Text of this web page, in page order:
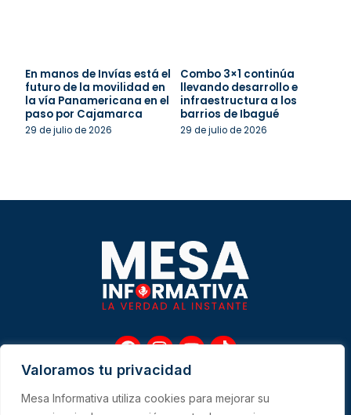
Valoramos tu privacidad
Mesa Informativa utiliza cookies para mejorar su
En manos de Invías está el
futuro de la movilidad en
la vía Panamericana en el
paso por Cajamarca
29 de julio de 2026
Combo 3×1 continúa
llevando desarrollo e
infraestructura a los
barrios de Ibagué
29 de julio de 2026
F
a
c
e
b
I
n
s
t
a
Y
u
t
u
T
t
o